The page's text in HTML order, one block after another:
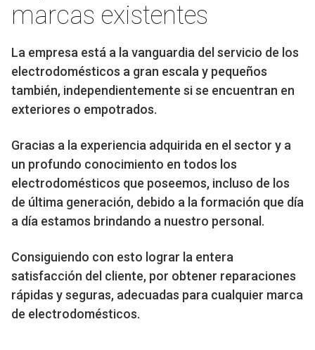
marcas existentes
La empresa está a la vanguardia del servicio de los
electrodomésticos a gran escala y pequeños
también, independientemente si se encuentran en
exteriores o empotrados.
Gracias a la experiencia adquirida en el sector y a
un profundo conocimiento en todos los
electrodomésticos que poseemos, incluso de los
de última generación, debido a la formación que día
a día estamos brindando a nuestro personal.
Consiguiendo con esto lograr la entera
satisfacción del cliente, por obtener reparaciones
rápidas y seguras, adecuadas para cualquier marca
de electrodomésticos.